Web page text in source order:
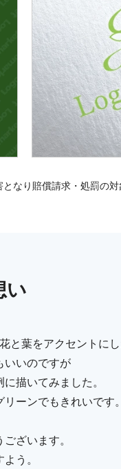
なり賠償請求・処罰の対
い
と葉をアクセントにし
いいのですが
描いてみました。
ーンでもきれいです。
ざいます。
う。